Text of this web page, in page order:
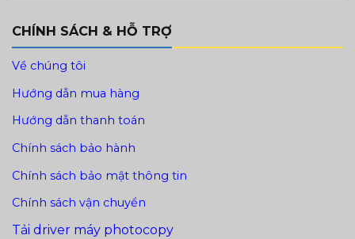
CHÍNH SÁCH & HỖ TRỢ
Về chúng tôi
Hướng dẫn mua hàng
Hướng dẫn thanh toán
Chính sách bảo hành
Chính sách bảo mật thông tin
Chính sách vận chuyển
Tải driver máy photocopy